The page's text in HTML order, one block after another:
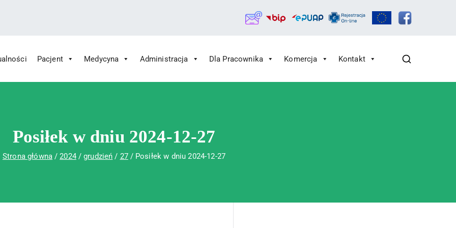
Św. Rafała w Czerwonej Górze
Rafała w Czerwonej Górze
Pacjent Medycyna Administracja Dla Pracownika Komercja Kontakt
Posiłek w dniu 2024-12-27
Strona główna 2024 grudzień 27 Posiłek w dniu 2024-12-27